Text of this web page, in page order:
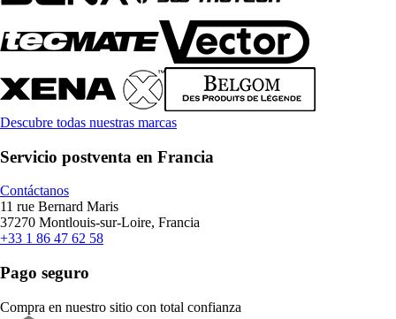
Descubre todas nuestras marcas
Servicio postventa en Francia
Contáctanos
11 rue Bernard Maris
37270 Montlouis-sur-Loire, Francia
+33 1 86 47 62 58
Pago seguro
Compra en nuestro sitio con total confianza